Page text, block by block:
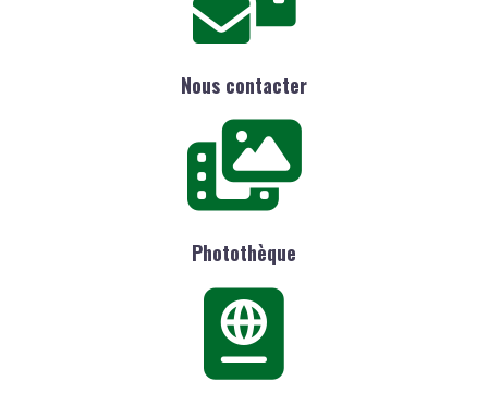
Nous contacter
Photothèque